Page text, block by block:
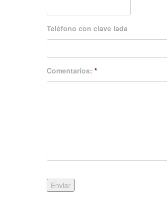
Teléfono con clave lada
Comentarios: *